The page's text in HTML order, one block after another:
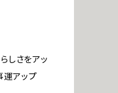
しさをアッ
運アップ